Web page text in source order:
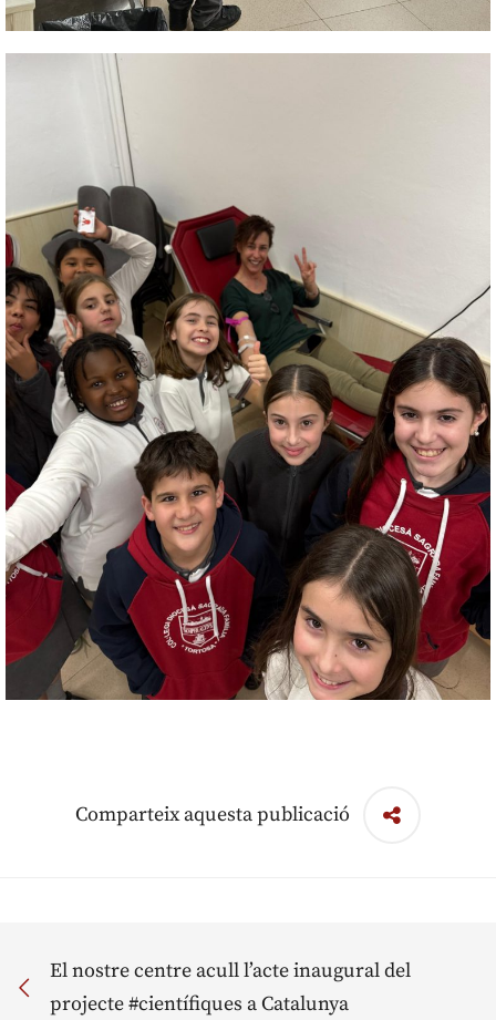
Comparteix aquesta publicació
El nostre centre acull l’acte inaugural del
projecte #científiques a Catalunya